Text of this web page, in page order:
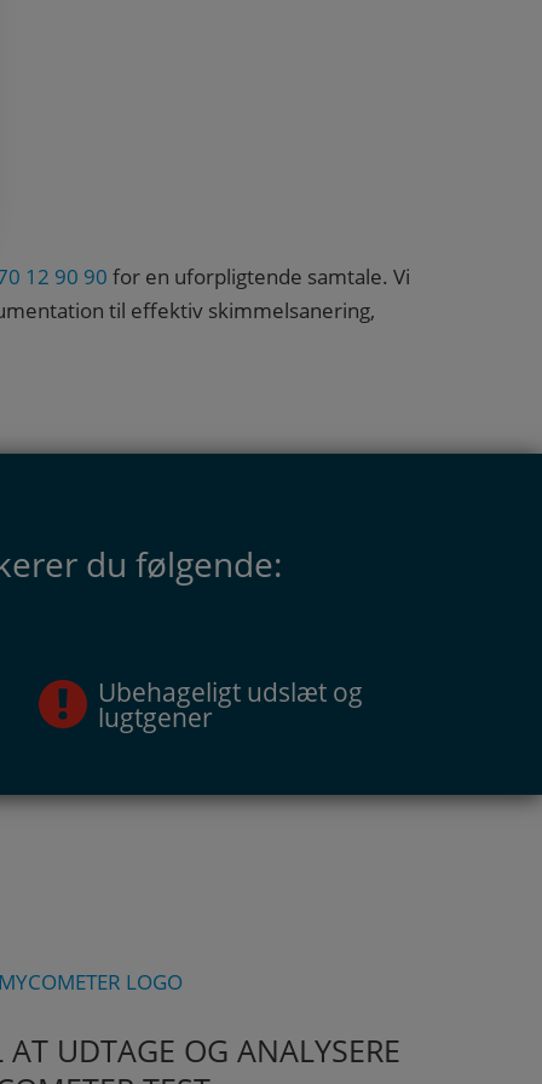
12 90 90 for en uforpligtende samtale. Vi
til effektiv skimmelsanering,
du følgende:
Ubehageligt udslæt og
lugtgener
AT UDTAGE OG ANALYSERE